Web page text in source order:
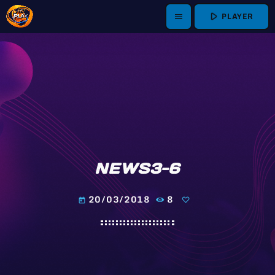
menu play_arrow PLAYER
NEWS3-6
today 20/03/2018 8